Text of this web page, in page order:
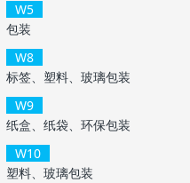
W5
包装
W8
标签、塑料、玻璃包装
W9
纸盒、纸袋、环保包装
W10
塑料、玻璃包装